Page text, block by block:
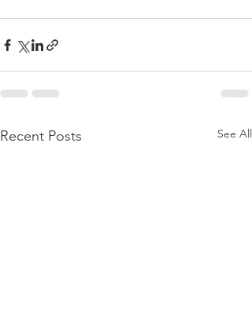
Recent Posts See All